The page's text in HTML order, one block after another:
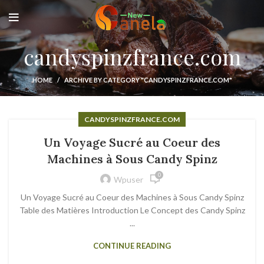
candyspinzfrance.com
HOME ARCHIVE BY CATEGORY "CANDYSPINZFRANCE.COM"
CANDYSPINZFRANCE.COM
Un Voyage Sucré au Coeur des
Machines à Sous Candy Spinz
Wpuser 0
Un Voyage Sucré au Coeur des Machines à Sous Candy Spinz
Table des Matières Introduction Le Concept des Candy Spinz
...
CONTINUE READING